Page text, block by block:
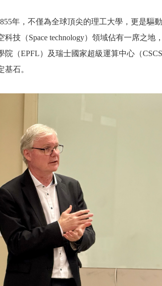
年，不僅為全球頂尖的理工大學，更是
科技（Space technology）領域佔有一席之
院（EPFL）及瑞士國家超級運算中心（
基石。